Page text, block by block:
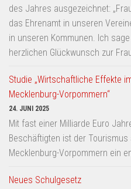
des Jahres ausgezeichnet:
das Ehrenamt in unseren
in unseren Kommunen. Ich
herzlichen Glückwunsch zur
Studie „Wirtschaftliche Effekte
Mecklenburg-Vorpommern“
24. JUNI 2025
Mit fast einer Milliarde Euro
Beschäftigten ist der
Mecklenburg-Vorpommern ein
Neues Schulgesetz